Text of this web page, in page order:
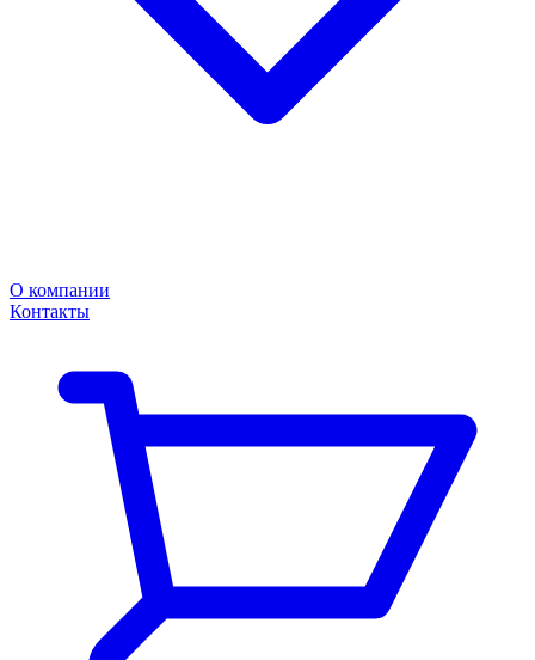
О компании
Контакты